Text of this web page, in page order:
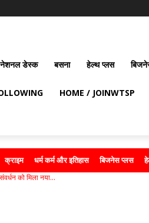
नेशनल डेस्क बसना हेल्थ प्लस
HOME / JOINWTSP
क्राइम धर्म कर्म और इतिहास बिजनेस प्लस
को मिला नया...